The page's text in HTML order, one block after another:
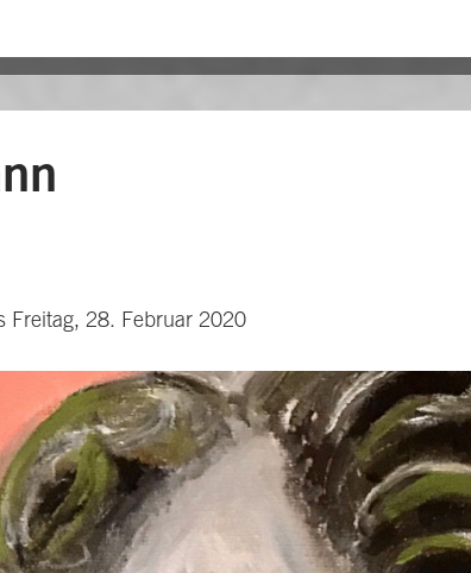
Freitag, 28. Februar 2020